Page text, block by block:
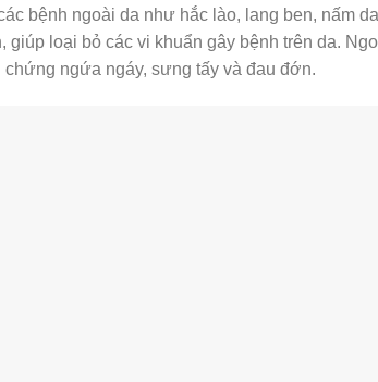
bệnh ngoài da như hắc lào, lang ben, nấm
loại bỏ các vi khuẩn gây bệnh trên da.
ngứa ngáy, sưng tấy và đau đớn.